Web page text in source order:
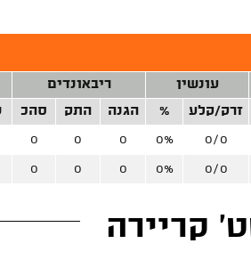
עונשין
ריבאונדים
זרק/קלע % הגנה התק סהכ
0/0
0%
0
0
0
0/0
0%
0
0
0
קריירה